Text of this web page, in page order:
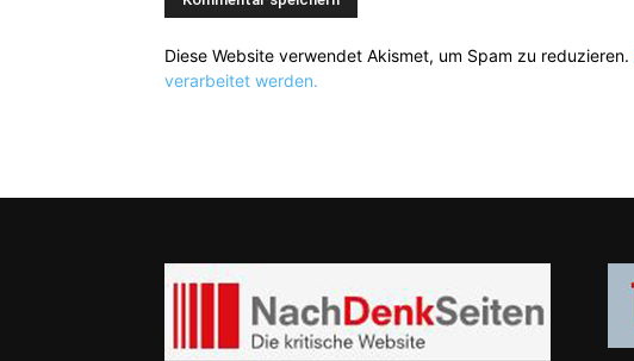
Diese Website verwendet Akismet, um Spam zu reduzieren.
verarbeitet werden.